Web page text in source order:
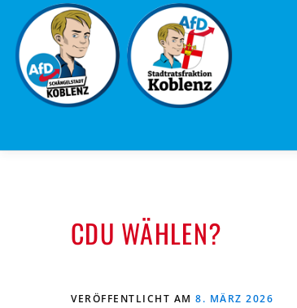
Inhalt
springen
CDU WÄHLEN?
VERÖFFENTLICHT AM 8. MÄRZ 2026